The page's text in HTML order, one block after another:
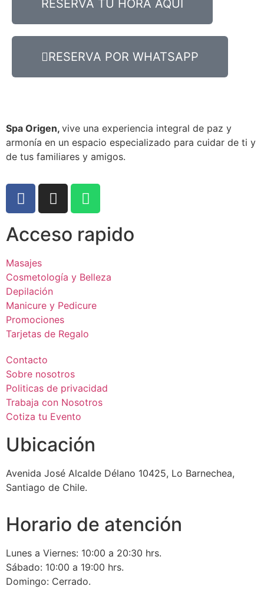
RESERVA TU HORA AQUI
RESERVA POR WHATSAPP
Spa Origen, vive una experiencia integral de paz y
armonía en un espacio especializado para cuidar de ti y
de tus familiares y amigos.
Acceso rapido
Masajes
Cosmetología y Belleza
Depilación
Manicure y Pedicure
Promociones
Tarjetas de Regalo
Contacto
Sobre nosotros
Politicas de privacidad
Trabaja con Nosotros
Cotiza tu Evento
Ubicación
Avenida José Alcalde Délano 10425, Lo Barnechea,
Santiago de Chile.
Horario de atención
Lunes a Viernes: 10:00 a 20:30 hrs.
Sábado: 10:00 a 19:00 hrs.
Domingo: Cerrado.